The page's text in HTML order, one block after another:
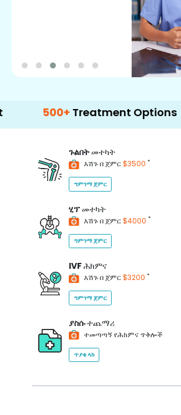
Treatment Options
ጉልበትመተካት
እሽጉ በ ጀምር$3500 *
ግምገማ ጀምር
ሂፕመተካት
እሽጉ በ ጀምር$4000 *
ግምገማ ጀምር
IVFሕክምና
እሽጉ በ ጀምር$3200 *
ግምገማ ጀምር
ያስሱተጨማሪ
ተመጣጣኝ የሕክምና ጥቅሎች
ጥያቄ ላክ